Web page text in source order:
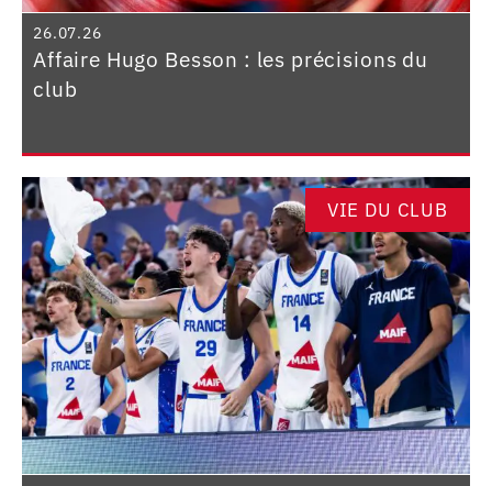
26.07.26
Affaire Hugo Besson : les précisions du
club
VIE DU CLUB